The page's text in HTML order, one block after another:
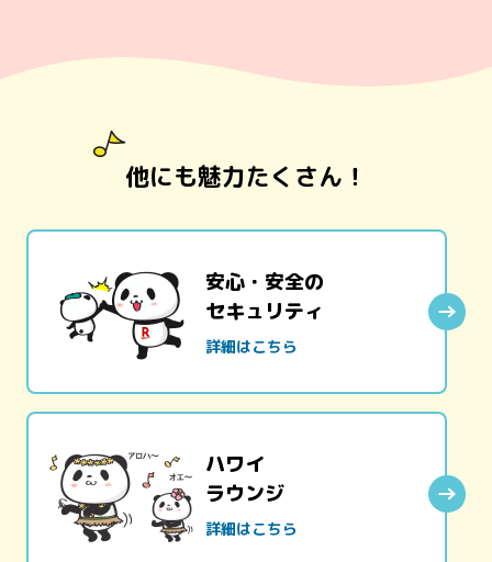
他にも魅力たくさん！
安心・安全の
セキュリティ
詳細はこちら
ハワイ
ラウンジ
詳細はこちら